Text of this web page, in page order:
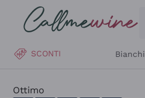
Salta al contenuto principale
SCONTI Bianchi
Ottimo